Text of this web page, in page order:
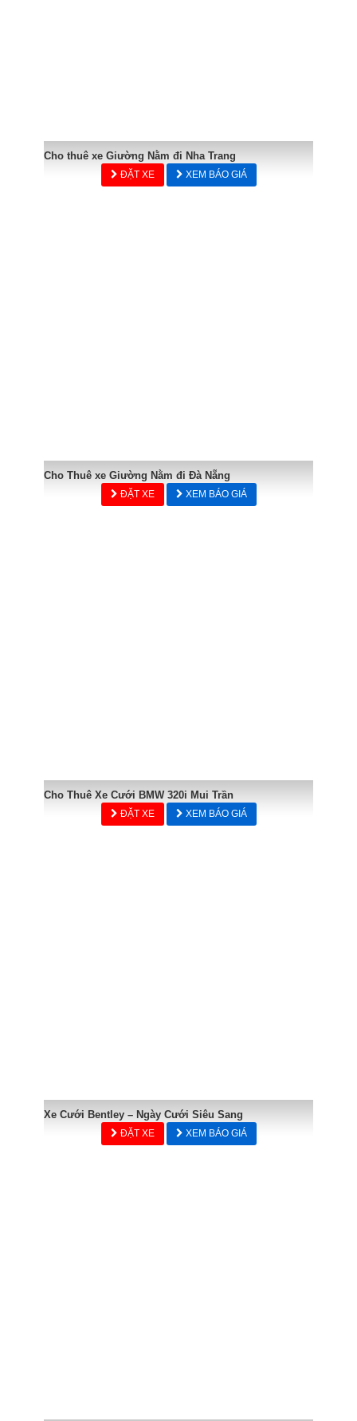
Cho thuê xe Giường Nằm đi Nha Trang
ĐẶT XE XEM BÁO GIÁ
Cho Thuê xe Giường Nằm đi Đà Nẵng
ĐẶT XE XEM BÁO GIÁ
Cho Thuê Xe Cưới BMW 320i Mui Trần
ĐẶT XE XEM BÁO GIÁ
Xe Cưới Bentley – Ngày Cưới Siêu Sang
ĐẶT XE XEM BÁO GIÁ